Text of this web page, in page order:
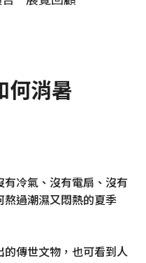
何消暑
冷氣、沒有電扇、沒有
熬過潮濕又悶熱的夏季
的傳世文物，也可看到人